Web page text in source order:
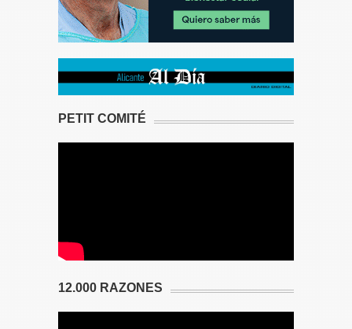
PETIT COMITÉ
12.000 RAZONES